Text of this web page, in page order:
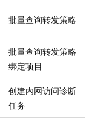
批量查询转发策略
批量查询转发策略
绑定项目
创建内网访问诊断
任务